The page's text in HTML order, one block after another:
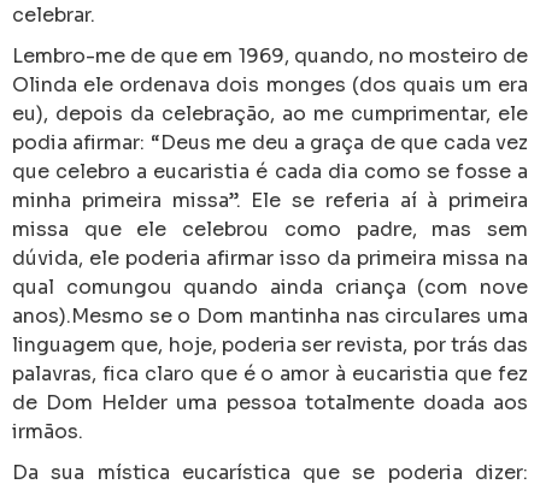
celebrar.
Lembro-me de que em 1969, quando, no mosteiro de
Olinda ele ordenava dois monges (dos quais um era
eu), depois da celebração, ao me cumprimentar, ele
podia afirmar: “Deus me deu a graça de que cada vez
que celebro a eucaristia é cada dia como se fosse a
minha primeira missa”. Ele se referia aí à primeira
missa que ele celebrou como padre, mas sem
dúvida, ele poderia afirmar isso da primeira missa na
qual comungou quando ainda criança (com nove
anos).Mesmo se o Dom mantinha nas circulares uma
linguagem que, hoje, poderia ser revista, por trás das
palavras, fica claro que é o amor à eucaristia que fez
de Dom Helder uma pessoa totalmente doada aos
irmãos.
Da sua mística eucarística que se poderia dizer: